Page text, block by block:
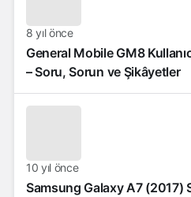
8 yıl önce
General Mobile GM8
– Soru, Sorun ve Şikâyetler
10 yıl önce
Samsung Galaxy A7 (2017)